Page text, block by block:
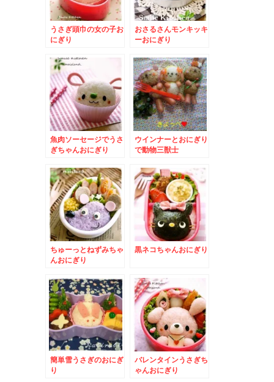
うさぎ頭巾の女の子お
にぎり
おさるさんモンキッキ
ーおにぎり
魚肉ソーセージでうさ
ぎちゃんおにぎり
ウインナーとおにぎり
で動物三獣士
ちゅーっとねずみちゃ
んおにぎり
黒ネコちゃんおにぎり
簡単雪うさぎのおにぎ
り
バレンタインうさぎち
ゃんおにぎり